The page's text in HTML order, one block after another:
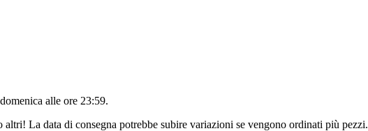
domenica alle ore 23:59.
La data di consegna potrebbe subire variazioni se vengono ordinati più pezzi.